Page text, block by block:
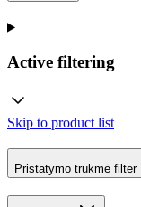
Active filtering
Skip to product list
Pristatymo trukmė filter